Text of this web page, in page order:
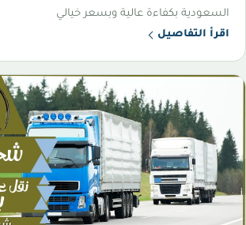
السعودية بكفاءة عالية وبسعر خيالي
اقرأ التفاصيل